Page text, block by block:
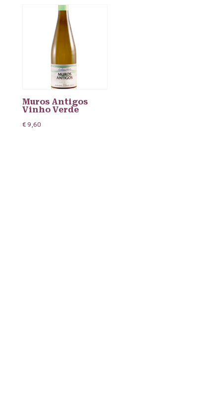
Muros Antigos
Vinho Verde
€9,60